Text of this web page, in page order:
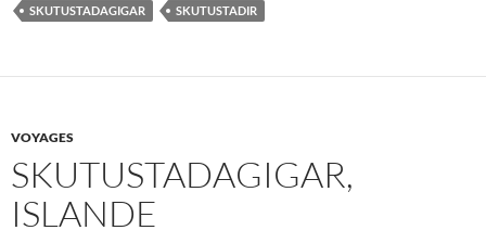
SKUTUSTADAGIGAR
SKUTUSTADIR
VOYAGES
SKUTUSTADAGIGAR,
ISLANDE